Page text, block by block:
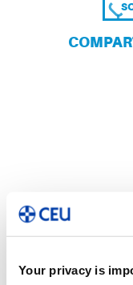
Your privacy is